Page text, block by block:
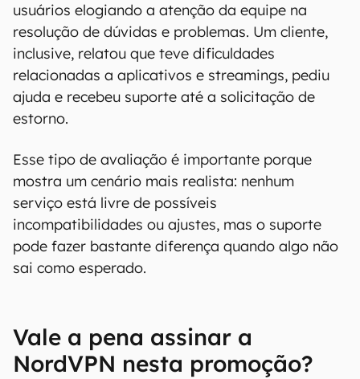
usuários elogiando a atenção da equipe na
resolução de dúvidas e problemas. Um cliente,
inclusive, relatou que teve dificuldades
relacionadas a aplicativos e streamings, pediu
ajuda e recebeu suporte até a solicitação de
estorno.
Esse tipo de avaliação é importante porque
mostra um cenário mais realista: nenhum
serviço está livre de possíveis
incompatibilidades ou ajustes, mas o suporte
pode fazer bastante diferença quando algo não
sai como esperado.
Vale a pena assinar a
NordVPN nesta promoção?